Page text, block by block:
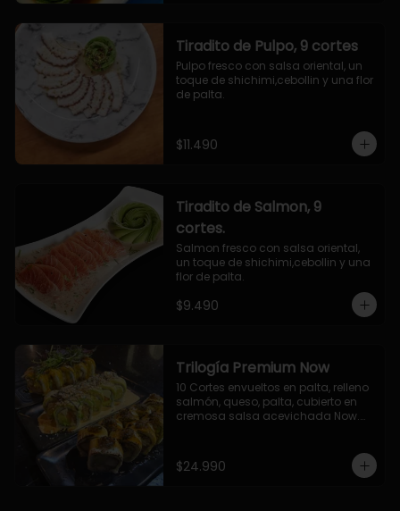
Tiradito de Pulpo, 9 cortes
Pulpo fresco con salsa oriental, un
toque de shichimi,cebollin y una flor
de palta.
$11.490
Tiradito de Salmon, 9
cortes.
Salmon fresco con salsa oriental,
un toque de shichimi,cebollin y una
flor de palta.
$9.490
Trilogía Premium Now
10 Cortes envueltos en palta, relleno
salmón, queso, palta, cubierto en
cremosa salsa acevichada Now.
palta, cubierto con topping de
chimichurri de la casa flambeado.
$24.990